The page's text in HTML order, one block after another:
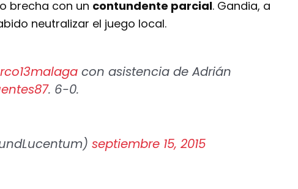
brecha con un contundente parcial. Gandia, a
neutralizar el juego local.
con asistencia de Adrián
. 6-0.
septiembre 15, 2015